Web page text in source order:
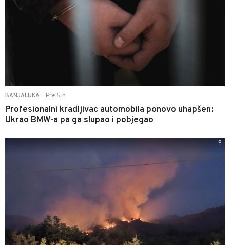
BANJALUKA Pre 5 h
Profesionalni kradljivac automobila ponovo uhapšen:
Ukrao BMW-a pa ga slupao i pobjegao
0